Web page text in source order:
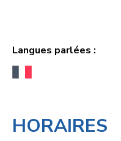
Langues parlées :
HORAIRES